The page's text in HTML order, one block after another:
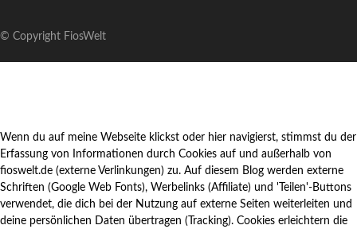
© Copyright FiosWelt
Wenn du auf meine Webseite klickst oder hier navigierst, stimmst du der
Erfassung von Informationen durch Cookies auf und außerhalb von
fioswelt.de (externe Verlinkungen) zu. Auf diesem Blog werden externe
Schriften (Google Web Fonts), Werbelinks (Affiliate) und 'Teilen'-Buttons
verwendet, die dich bei der Nutzung auf externe Seiten weiterleiten und
deine persönlichen Daten übertragen (Tracking). Cookies erleichtern die